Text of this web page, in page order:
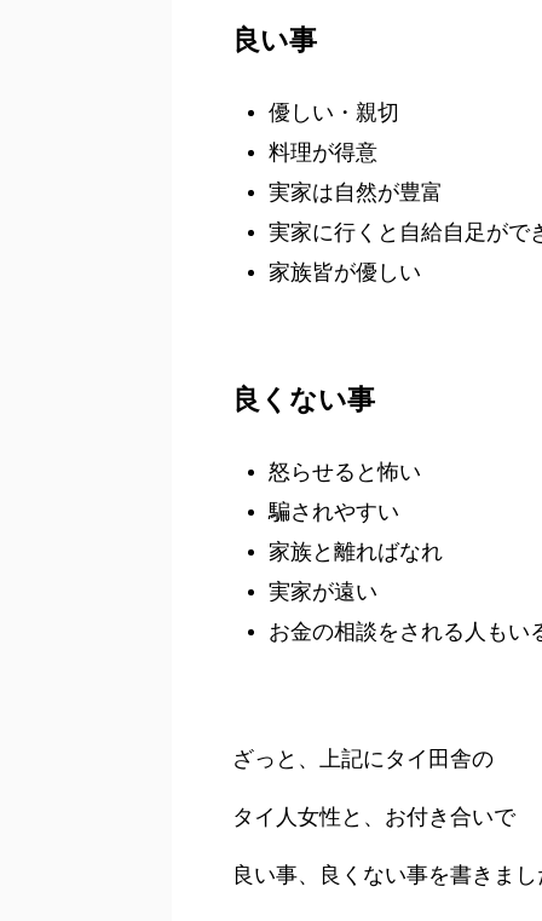
良い事
優しい・親切
料理が得意
実家は自然が豊富
実家に行くと自給自足がで
家族皆が優しい
良くない事
怒らせると怖い
騙されやすい
家族と離ればなれ
実家が遠い
お金の相談をされる人もい
ざっと、上記にタイ田舎の
タイ人女性と、お付き合いで
良い事、良くない事を書きまし